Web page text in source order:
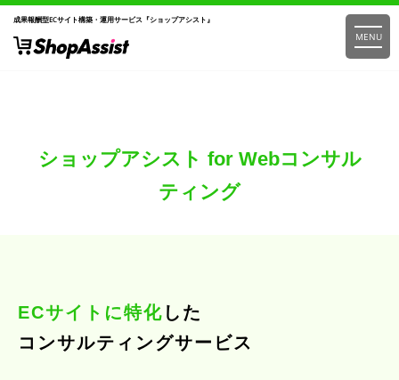
成果報酬型ECサイト構築・運用サービス『ショップアシスト』
MENU
ショップアシスト for Webコンサル
ティング
ECサイトに特化 した
コンサルティングサービス